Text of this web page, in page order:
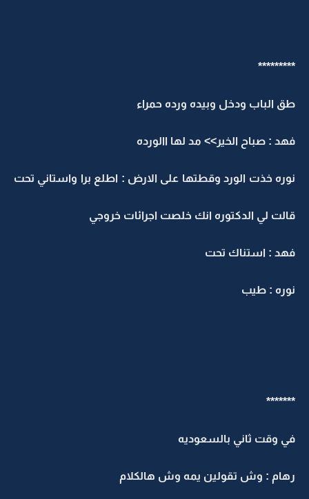
الباب ودخل وبيده ورده حمراء
: صباح الخير>> مد لها االورده
خذت الورد وقطتها على الارض : اطلع برا واستاني تحت
لي الدكتوره انك خلصت اجرائات خروجي
: استناك تحت
: طيب
وقت ثاني بالسعوديه
: وش تقولين يمه وش هالكلام